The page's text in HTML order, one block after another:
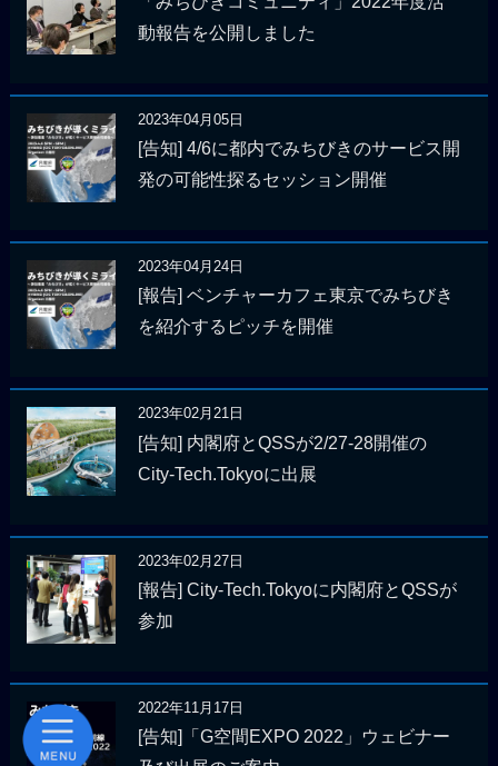
動報告を公開しました
2023年04月05日
[告知] 4/6に都内でみちびきのサービス開
発の可能性探るセッション開催
2023年04月24日
[報告] ベンチャーカフェ東京でみちびき
を紹介するピッチを開催
2023年02月21日
[告知] 内閣府とQSSが2/27-28開催の
City-Tech.Tokyoに出展
2023年02月27日
[報告] City-Tech.Tokyoに内閣府とQSSが
参加
2022年11月17日
[告知]「G空間EXPO 2022」ウェビナー